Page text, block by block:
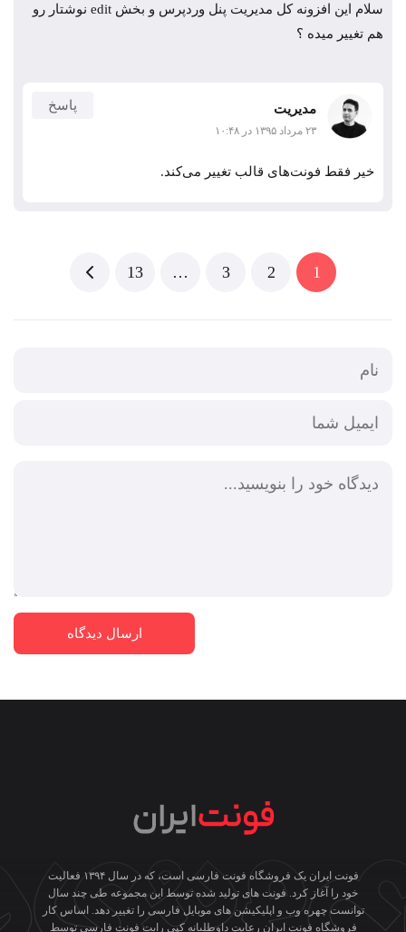
سلام این افزونه کل مدیریت پنل وردپرس و بخش edit نوشتار رو
هم تغییر میده ؟
مدیریت
۲۳ مرداد ۱۳۹۵ در ۱۰:۴۸
پاسخ
خیر فقط فونت‌های قالب تغییر می‌کند.
1
2
3
…
13
فونت ایران یک فروشگاه فونت فارسی است، که در سال ۱۳۹۴ فعالیت
خود را آغاز کرد. فونت های تولید شده توسط این مجموعه طی چند سال
توانست چهره وب و اپلیکیشن های موبایل فارسی را تغییر دهد. اساس کار
فروشگاه فونت ایران رعایت داوطلبانه کپی رایت فونت فارسی توسط